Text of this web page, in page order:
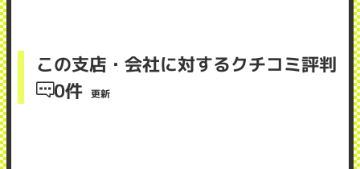
この支店・会社に対するクチコミ評判
0件 更新